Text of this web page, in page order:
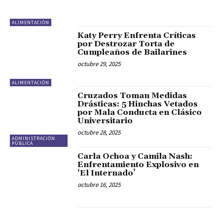
ALIMENTACIÓN
ALIMENTACIÓN
Katy Perry Enfrenta Críticas
por Destrozar Torta de
Cumpleaños de Bailarines
octubre 29, 2025
ADMINISTRACIÓN
PÚBLICA
Cruzados Toman Medidas
Drásticas: 5 Hinchas Vetados
por Mala Conducta en Clásico
Universitario
octubre 28, 2025
Carla Ochoa y Camila Nash:
Enfrentamiento Explosivo en
‘El Internado’
octubre 16, 2025